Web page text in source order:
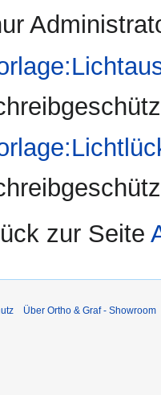
zur Seite
Über Ortho & Graf - Showroom